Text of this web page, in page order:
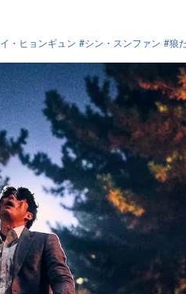
イ・ヒョンギュン シン・スンファン 狼